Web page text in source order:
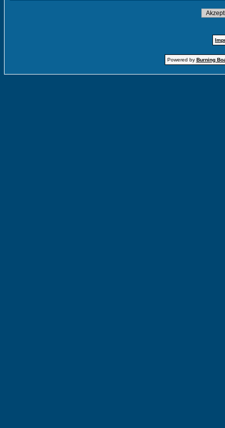
Powered by Burning